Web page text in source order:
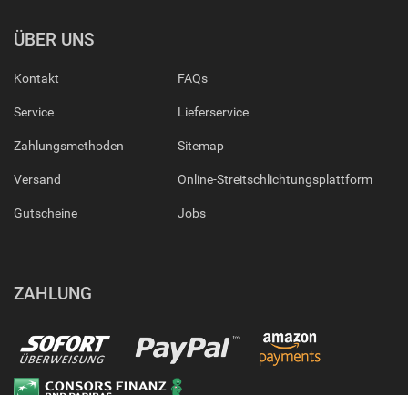
ÜBER UNS
Kontakt
Service
Zahlungsmethoden
Versand
Gutscheine
FAQs
Lieferservice
Sitemap
Online-Streitschlichtungsplattform
Jobs
ZAHLUNG